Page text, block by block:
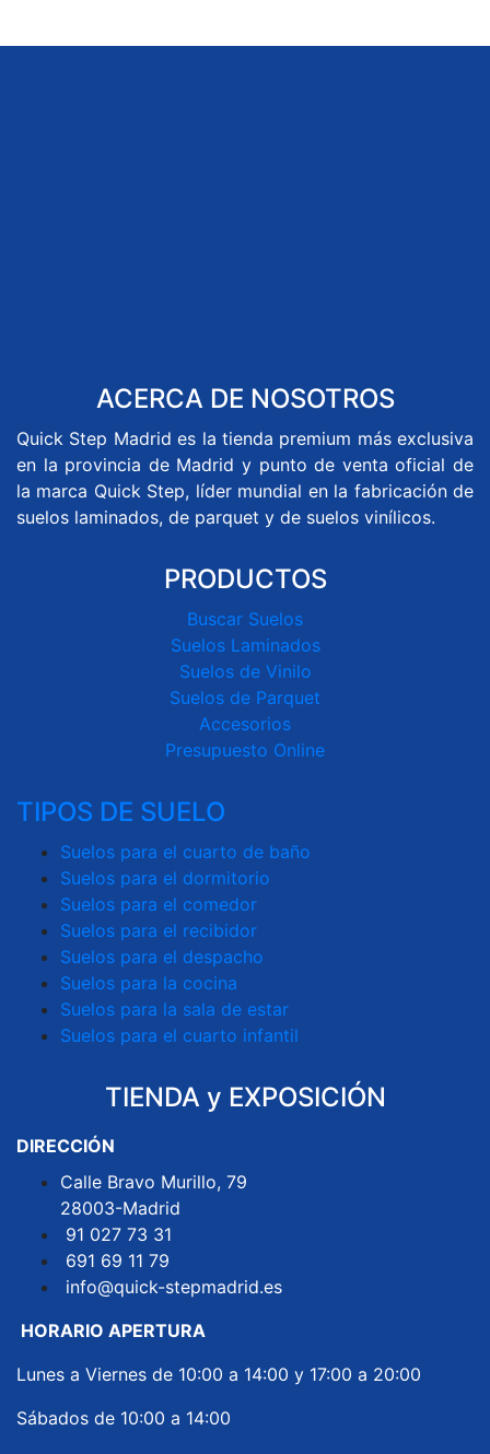
ACERCA DE NOSOTROS
Quick Step Madrid es la tienda premium más exclusiva
en la provincia de Madrid y punto de venta oficial de
la marca Quick Step, líder mundial en la fabricación de
suelos laminados, de parquet y de suelos vinílicos.
PRODUCTOS
Buscar Suelos
Suelos Laminados
Suelos de Vinilo
Suelos de Parquet
Accesorios
Presupuesto Online
TIPOS DE SUELO
Suelos para el cuarto de baño
Suelos para el dormitorio
Suelos para el comedor
Suelos para el recibidor
Suelos para el despacho
Suelos para la cocina
Suelos para la sala de estar
Suelos para el cuarto infantil
TIENDA y EXPOSICIÓN
DIRECCIÓN
Calle Bravo Murillo, 79
28003-Madrid
91 027 73 31
691 69 11 79
info@quick-stepmadrid.es
HORARIO APERTURA
Lunes a Viernes de 10:00 a 14:00 y 17:00 a 20:00
Sábados de 10:00 a 14:00